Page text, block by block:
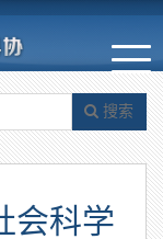
搜索
会科学